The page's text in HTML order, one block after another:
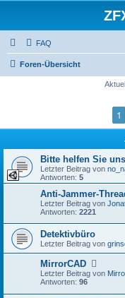
FAQ
Foren-Übersicht
1
Bitte helfen Sie
Letzter Beitrag von
Antworten: 5
Anti-Jammer-
Letzter Beitrag von
Antworten: 2221
Detektivbüro
Letzter Beitrag von
MirrorCAD
Letzter Beitrag von
Antworten: 96